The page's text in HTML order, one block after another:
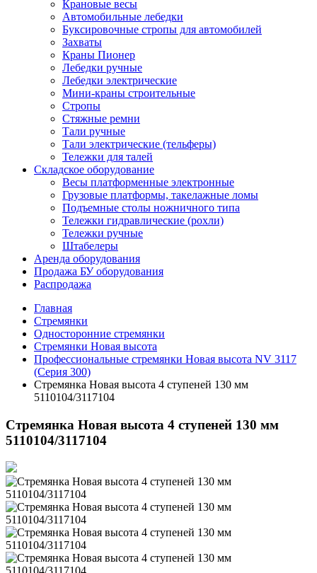
Крановые весы
Автомобильные лебедки
Буксировочные стропы для автомобилей
Захваты
Краны Пионер
Лебедки ручные
Лебедки электрические
Мини-краны строительные
Стропы
Стяжные ремни
Тали ручные
Тали электрические (тельферы)
Тележки для талей
Складское оборудование
Весы платформенные электронные
Грузовые платформы, такелажные ломы
Подъемные столы ножничного типа
Тележки гидравлические (рохли)
Тележки ручные
Штабелеры
Аренда оборудования
Продажа БУ оборудования
Распродажа
Главная
Стремянки
Односторонние стремянки
Стремянки Новая высота
Профессиональные стремянки Новая высота NV 3117
(Серия 300)
Стремянка Новая высота 4 ступеней 130 мм
5110104/3117104
Стремянка Новая высота 4 ступеней 130 мм
5110104/3117104